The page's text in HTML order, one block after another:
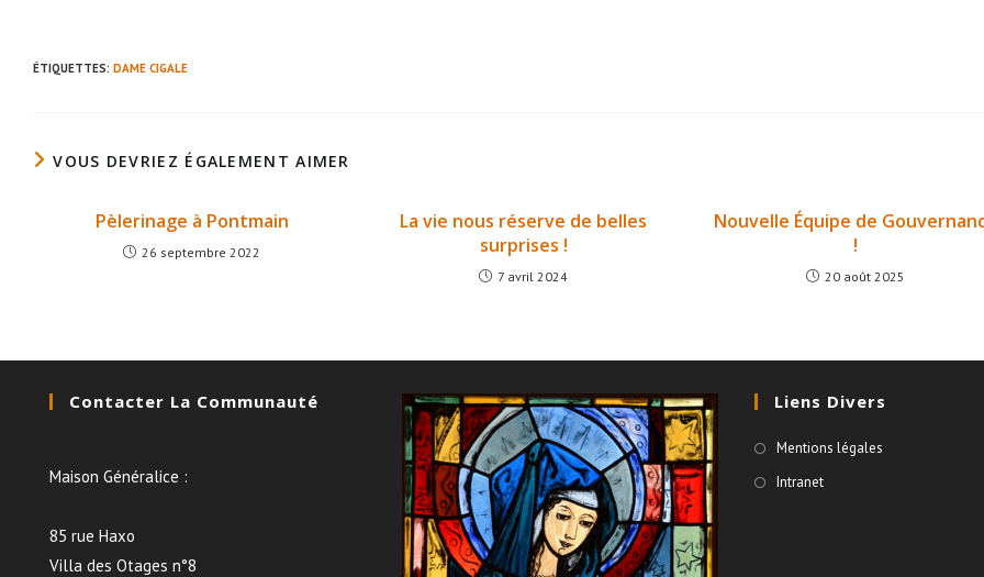
ÉTIQUETTES: DAME CIGALE
VOUS DEVRIEZ ÉGALEMENT AIMER
Pèlerinage à Pontmain
26 septembre 2022
La vie nous réserve de belles
surprises !
7 avril 2024
Nouvelle Équipe de
!
20 août 2025
Contacter La Communauté
Maison Généralice :
85 rue Haxo
Villa des Otages n°8
Liens Divers
Mentions légales
Intranet